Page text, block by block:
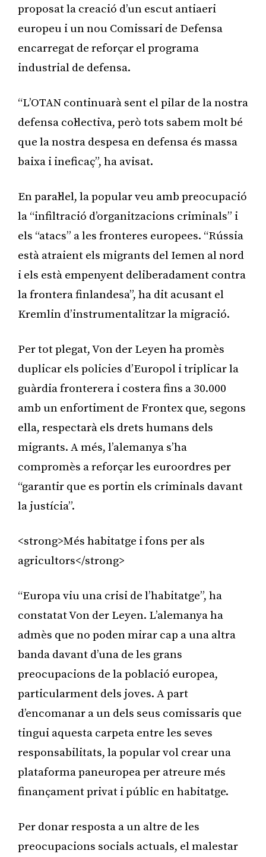
proposat la creació d’un escut antiaeri
europeu i un nou Comissari de Defensa
encarregat de reforçar el programa
industrial de defensa.
“L’OTAN continuarà sent el pilar de la nostra
defensa col·lectiva, però tots sabem molt bé
que la nostra despesa en defensa és massa
baixa i ineficaç”, ha avisat.
En paral·lel, la popular veu amb preocupació
la “infiltració d’organitzacions criminals” i
els “atacs” a les fronteres europees. “Rússia
està atraient els migrants del Iemen al nord
i els està empenyent deliberadament contra
la frontera finlandesa”, ha dit acusant el
Kremlin d’instrumentalitzar la migració.
Per tot plegat, Von der Leyen ha promès
duplicar els policies d’Europol i triplicar la
guàrdia fronterera i costera fins a 30.000
amb un enfortiment de Frontex que, segons
ella, respectarà els drets humans dels
migrants. A més, l’alemanya s’ha
compromès a reforçar les euroordres per
“garantir que es portin els criminals davant
la justícia”.
<strong>Més habitatge i fons per als
agricultors</strong>
“Europa viu una crisi de l’habitatge”, ha
constatat Von der Leyen. L’alemanya ha
admès que no poden mirar cap a una altra
banda davant d’una de les grans
preocupacions de la població europea,
particularment dels joves. A part
d’encomanar a un dels seus comissaris que
tingui aquesta carpeta entre les seves
responsabilitats, la popular vol crear una
plataforma paneuropea per atreure més
finançament privat i públic en habitatge.
Per donar resposta a un altre de les
preocupacions socials actuals, el malestar